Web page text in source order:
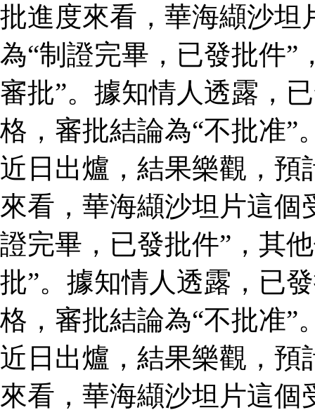
批進度來看，華海纈沙坦
為“制證完畢，已發批件”
審批”。據知情人透露，
格，審批結論為“不批准”
近日出爐，結果樂觀，預
來看，華海纈沙坦片這個
證完畢，已發批件”，其
批”。據知情人透露，已
格，審批結論為“不批准”
近日出爐，結果樂觀，預
來看，華海纈沙坦片這個